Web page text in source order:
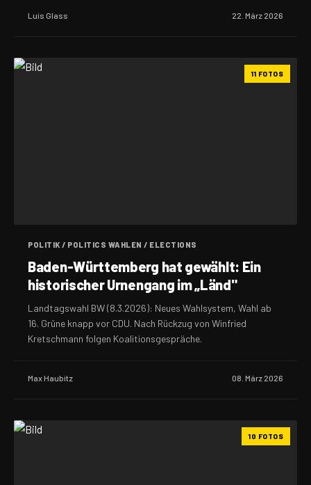
Luis Glass 22. März 2026
11 FOTOS
POLITIK / POLITICS WAHLEN / ELECTIONS
Baden-Württemberg hat gewählt: Ein
historischer Urnengang im „Länd"
Landtagswahl BW (8.3.2026): Neues Wahlsystem, Wahl ab
16. Grüne knapp vor CDU. Nach Rückzug von Winfried
Kretschmann folgen Koalitionsgespräche.
Max Haubitz 08. März 2026
10 FOTOS